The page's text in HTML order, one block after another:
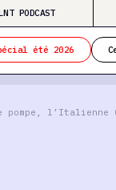
PODCAST
été 2026
pompe, l’Italienne